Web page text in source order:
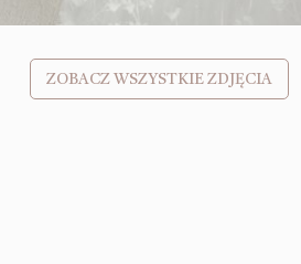
ZOBACZ WSZYSTKIE ZDJĘCIA